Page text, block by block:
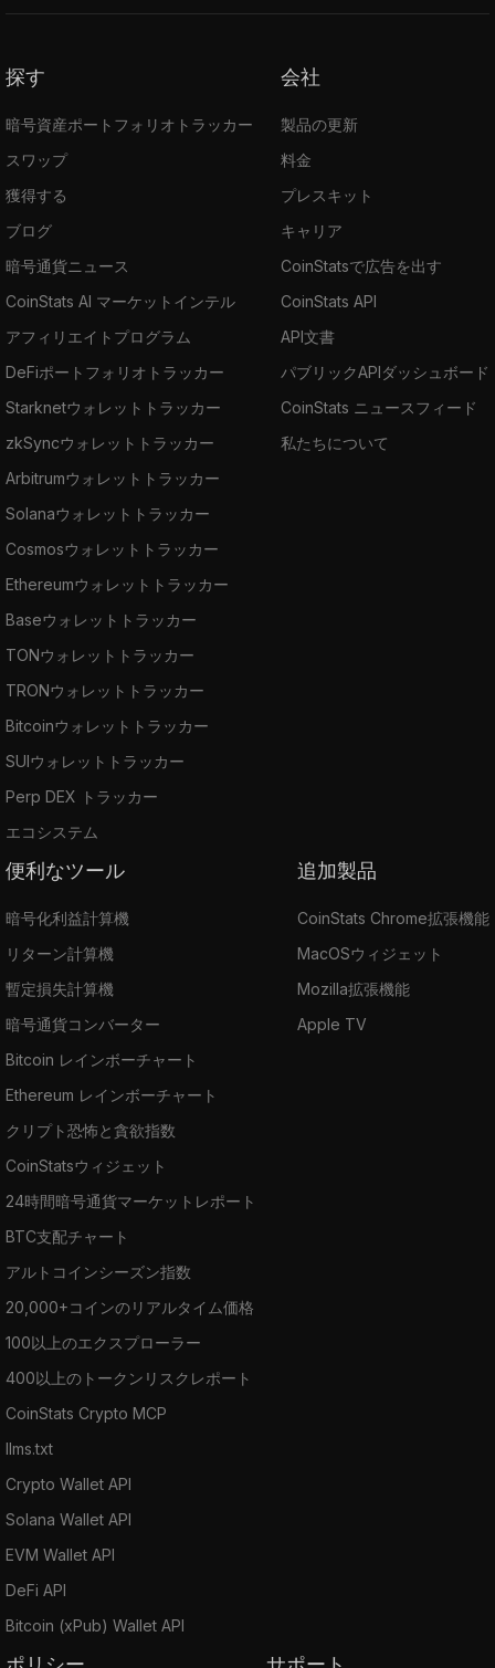
探す
暗号資産ポートフォリオトラッカー
スワップ
獲得する
ブログ
暗号通貨ニュース
CoinStats AI マーケットインテル
アフィリエイトプログラム
DeFiポートフォリオトラッカー
Starknetウォレットトラッカー
zkSyncウォレットトラッカー
Arbitrumウォレットトラッカー
Solanaウォレットトラッカー
Cosmosウォレットトラッカー
Ethereumウォレットトラッカー
Baseウォレットトラッカー
TONウォレットトラッカー
TRONウォレットトラッカー
Bitcoinウォレットトラッカー
SUIウォレットトラッカー
Perp DEX トラッカー
エコシステム
会社
製品の更新
料金
プレスキット
キャリア
CoinStatsで広告を出す
CoinStats API
API文書
パブリックAPIダッシュボード
CoinStats ニュースフィード
私たちについて
便利なツール
暗号化利益計算機
リターン計算機
暫定損失計算機
暗号通貨コンバーター
Bitcoin レインボーチャート
Ethereum レインボーチャート
クリプト恐怖と貪欲指数
CoinStatsウィジェット
24時間暗号通貨マーケットレポート
BTC支配チャート
アルトコインシーズン指数
20,000+コインのリアルタイム価格
100以上のエクスプローラー
400以上のトークンリスクレポート
CoinStats Crypto MCP
llms.txt
Crypto Wallet API
Solana Wallet API
EVM Wallet API
DeFi API
Bitcoin (xPub) Wallet API
追加製品
CoinStats Chrome拡張機能
MacOSウィジェット
Mozilla拡張機能
Apple TV